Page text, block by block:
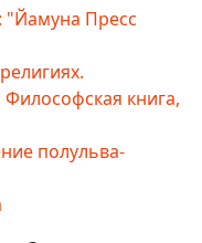
"Йамуна Пресс
книга,
полульва-